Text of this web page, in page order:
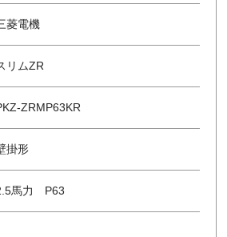
菱電機
リムZR
ZRMP63KR
掛形
馬力 P63